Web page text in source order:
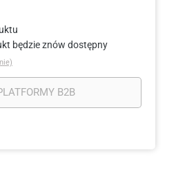
będzie znów dostępny